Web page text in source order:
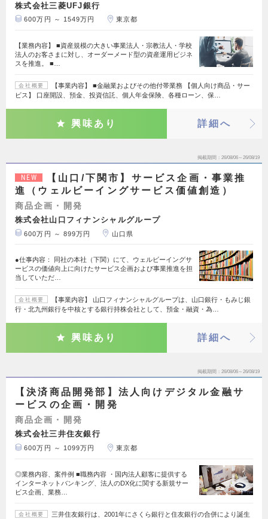
株式会社三菱UFJ銀行
600万円 ～ 1549万円 東京都
【業務内容】 ■資産規模の大きい事業法人・宗教法人・学校
法人のお客さまに対し、オーダーメード型の資産運用ビジネ
スを推進。 ■…
会社概要
【事業内容】 ■金融業およびその他付帯業務 【個人向け商品・サー
ビス】 口座開設、預金、投資信託、個人年金保険、各種ローン、保…
興味あり 詳細へ
掲載期間 26/08/06～26/08/19
NEW
【山口/下関市】サービス企画・事業推
進（ウェルビーイングサービス価値創造）
商品企画・開発
株式会社山口フィナンシャルグループ
600万円 ～ 899万円 山口県
●仕事内容： 同社の本社（下関）にて、ウェルビーイングサ
ービスの価値向上に向けたサービス企画および事業推進を担
当していただ…
会社概要
【事業内容】 山口フィナンシャルグループは、山口銀行・もみじ銀
行・北九州銀行を中核とする銀行持株会社として、預金・融資・為…
興味あり 詳細へ
掲載期間 26/08/06～26/08/19
【決済商品開発部】法人向けデジタル金融サ
ービスの企画・開発
商品企画・開発
株式会社三井住友銀行
600万円 ～ 1099万円 東京都
◎業務内容、案件例 ■職務内容 ・国内法人顧客に提供する
インターネットバンキング、法人のDX化に関する新規サー
ビス企画、業務…
会社概要
三井住友銀行は、2001年にさくら銀行と住友銀行の合併により誕生